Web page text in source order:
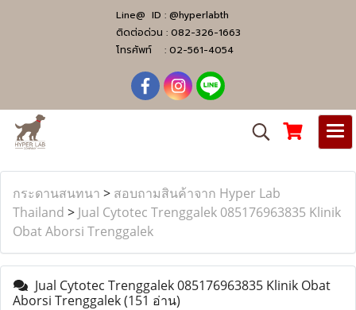
Line@ ID : @hyperlabth
ติดต่อด่วน : 082-326-1663
โทรศัพท์ : 02-561-4054
กระดานสนทนา > สอบถามสินค้าจาก Hyper Lab
Thailand > Jual Cytotec Trenggalek ​​085176963835​ Klinik
Obat Aborsi Trenggalek
Jual Cytotec Trenggalek ​​085176963835​ Klinik Obat
Aborsi Trenggalek(151 อ่าน)